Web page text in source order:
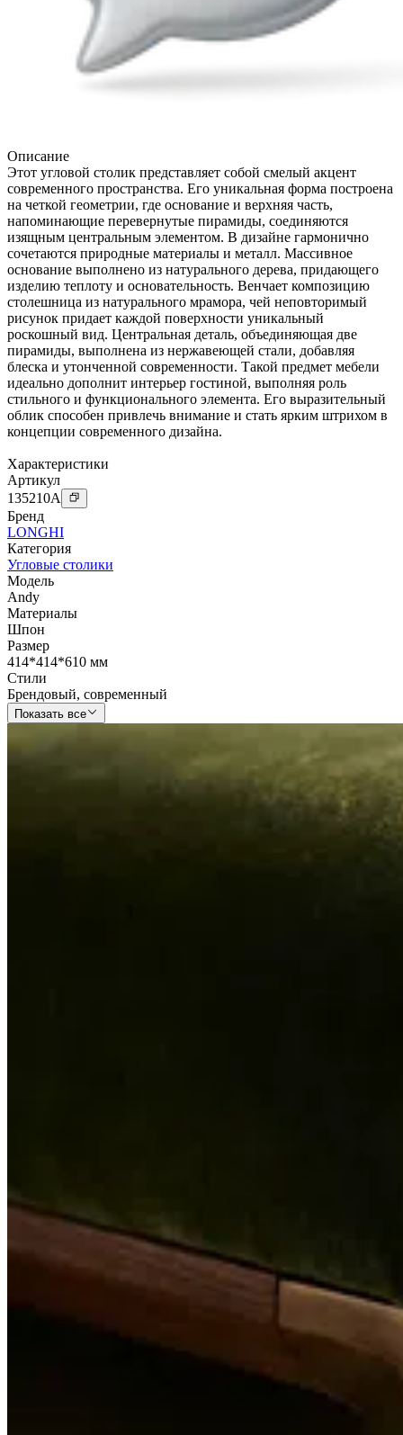
Описание
Этот угловой столик представляет собой смелый акцент
современного пространства. Его уникальная форма построена
на четкой геометрии, где основание и верхняя часть,
напоминающие перевернутые пирамиды, соединяются
изящным центральным элементом. В дизайне гармонично
сочетаются природные материалы и металл. Массивное
основание выполнено из натурального дерева, придающего
изделию теплоту и основательность. Венчает композицию
столешница из натурального мрамора, чей неповторимый
рисунок придает каждой поверхности уникальный
роскошный вид. Центральная деталь, объединяющая две
пирамиды, выполнена из нержавеющей стали, добавляя
блеска и утонченной современности. Такой предмет мебели
идеально дополнит интерьер гостиной, выполняя роль
стильного и функционального элемента. Его выразительный
облик способен привлечь внимание и стать ярким штрихом в
концепции современного дизайна.
Характеристики
Артикул
135210A
Бренд
LONGHI
Категория
Угловые столики
Модель
Andy
Материалы
Шпон
Размер
414*414*610 мм
Стили
Брендовый, современный
Показать все